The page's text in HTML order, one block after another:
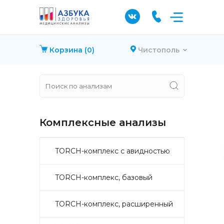
Корзина (0) Чистополь
Комплексные анализы
TORCH-комплекс с авидностью
TORCH-комплекс, базовый
TORCH-комплекс, расширенный